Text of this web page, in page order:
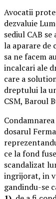
Avocatii
dezvaluie
sediul CAB
la aparare de
sa ne facem
incalcari ale
care a
dreptului la
CSM, Baroul
dosarul
ce la fond
scandalizat
ingrijorat, in
gandindu-se